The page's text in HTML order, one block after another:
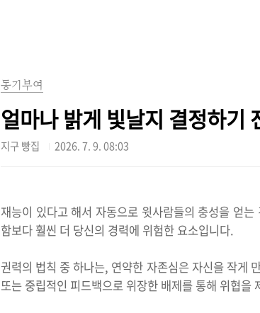
동기부여
얼마나 밝게 빛날지 결정하기
지구 빵집 2026. 7. 9. 08:03
재능이 있다고 해서 자동으로 윗사람들의 충성을 얻
함보다 훨씬 더 당신의 경력에 위험한 요소입니다.
권력의 법칙 중 하나는, 연약한 자존심은 자신을 작게
또는 중립적인 피드백으로 위장한 배제를 통해 위협을